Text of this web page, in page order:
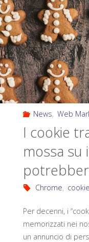
News, Web
I cookie
mossa su
Chrome, cookie
Per decenni, i
memorizzati nei
un annuncio di